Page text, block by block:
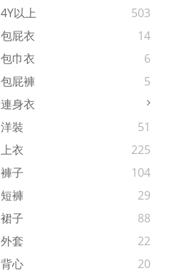
4Y以上
503
包屁衣
14
包巾衣
6
包屁褲
5
連身衣
洋裝
51
上衣
225
褲子
104
短褲
29
裙子
88
外套
22
背心
20